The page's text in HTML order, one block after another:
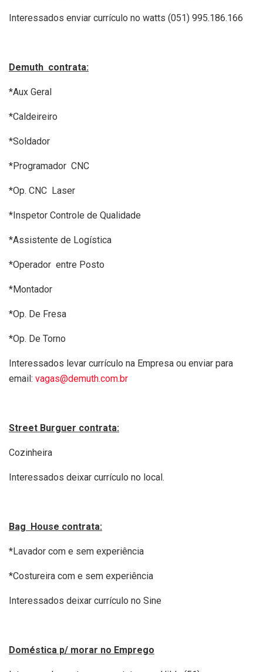
Interessados enviar currículo no watts (051) 995.186.166
Demuth contrata:
*Aux Geral
*Caldeireiro
*Soldador
*Programador CNC
*Op. CNC Laser
*Inspetor Controle de Qualidade
*Assistente de Logística
*Operador entre Posto
*Montador
*Op. De Fresa
*Op. De Torno
Interessados levar currículo na Empresa ou enviar para
email: vagas@demuth.com.br
Street Burguer contrata:
Cozinheira
Interessados deixar currículo no local.
Bag House contrata:
*Lavador com e sem experiência
*Costureira com e sem experiência
Interessados deixar currículo no Sine
Doméstica p/ morar no Emprego